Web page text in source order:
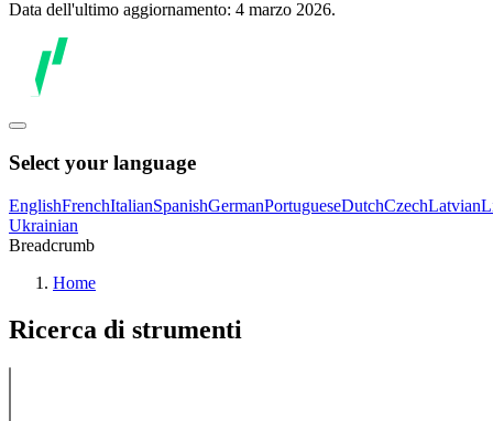
Data dell'ultimo aggiornamento: 4 marzo 2026.
Select your language
EnglishFrenchItalianSpanishGermanPortugueseDutchCzechLatvian
Ukrainian
Breadcrumb
Home
Ricerca di strumenti